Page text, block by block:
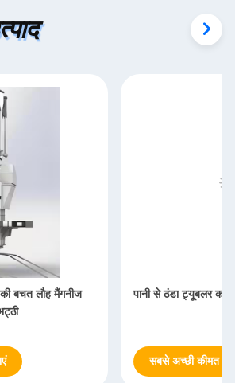
बचत लौह मैंगनीज
पानी से ठंडा ट्यूबलर
सबसे अच्छी कीमत पाएं